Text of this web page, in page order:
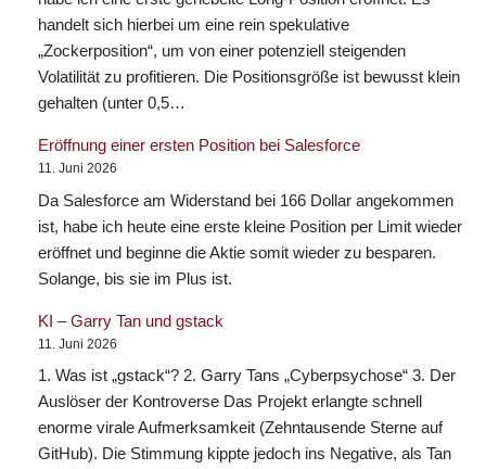
handelt sich hierbei um eine rein spekulative
„Zockerposition“, um von einer potenziell steigenden
Volatilität zu profitieren. Die Positionsgröße ist bewusst klein
gehalten (unter 0,5…
Eröffnung einer ersten Position bei Salesforce
11. Juni 2026
Da Salesforce am Widerstand bei 166 Dollar angekommen
ist, habe ich heute eine erste kleine Position per Limit wieder
eröffnet und beginne die Aktie somit wieder zu besparen.
Solange, bis sie im Plus ist.
KI – Garry Tan und gstack
11. Juni 2026
1. Was ist „gstack“? 2. Garry Tans „Cyberpsychose“ 3. Der
Auslöser der Kontroverse Das Projekt erlangte schnell
enorme virale Aufmerksamkeit (Zehntausende Sterne auf
GitHub). Die Stimmung kippte jedoch ins Negative, als Tan